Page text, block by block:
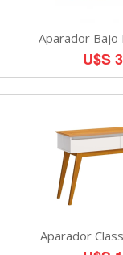
Aparador Bajo
U$S
Aparador